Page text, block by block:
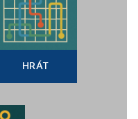
HRÁT